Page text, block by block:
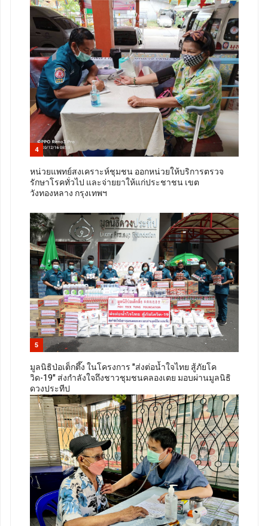
4
หน่วยแพทย์สงเคราะห์ชุมชน ออกหน่วยให้บริการตรวจ
รักษาโรคทั่วไป และจ่ายยาให้แก่ประชาชน เขต
วังทองหลาง กรุงเทพฯ
5
มูลนิธิป่อเต็กตึ๊ง ในโครงการ "ส่งต่อน้ำใจไทย สู้ภัยโค
วิด-19" ส่งกำลังใจถึงชาวชุมชนคลองเตย มอบผ่านมูลนิธิ
ดวงประทีป